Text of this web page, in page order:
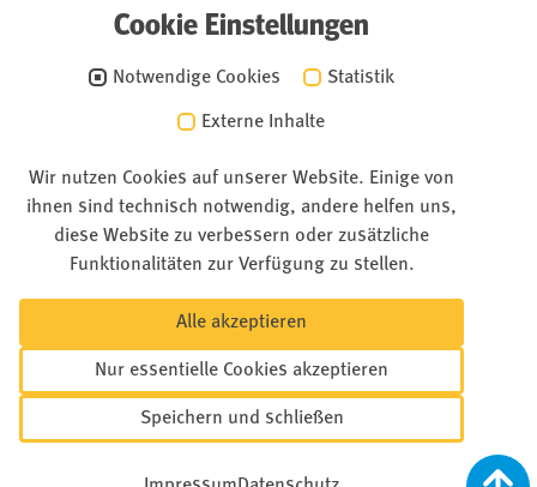
Cookie Einstellungen
Notwendige Cookies Statistik
Externe Inhalte
Wir nutzen Cookies auf unserer Website. Einige von
ihnen sind technisch notwendig, andere helfen uns,
diese Website zu verbessern oder zusätzliche
Funktionalitäten zur Verfügung zu stellen.
Alle akzeptieren
Nur essentielle Cookies akzeptieren
Speichern und schließen